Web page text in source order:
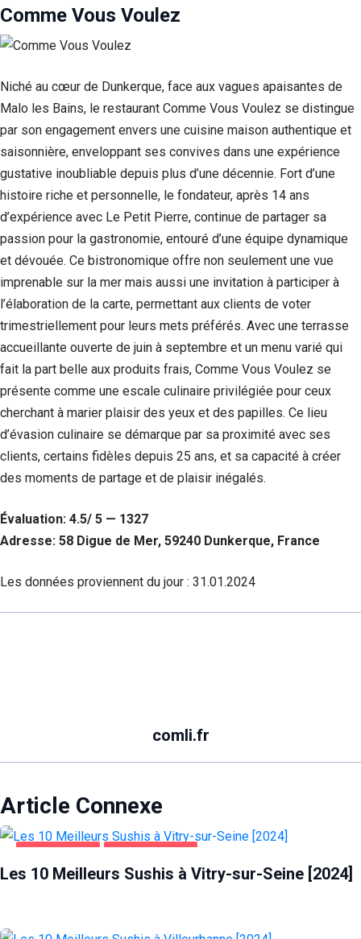
Comme Vous Voulez
Niché au cœur de Dunkerque, face aux vagues apaisantes de
Malo les Bains, le restaurant Comme Vous Voulez se distingue
par son engagement envers une cuisine maison authentique et
saisonnière, enveloppant ses convives dans une expérience
gustative inoubliable depuis plus d’une décennie. Fort d’une
histoire riche et personnelle, le fondateur, après 14 ans
d’expérience avec Le Petit Pierre, continue de partager sa
passion pour la gastronomie, entouré d’une équipe dynamique
et dévouée. Ce bistronomique offre non seulement une vue
imprenable sur la mer mais aussi une invitation à participer à
l’élaboration de la carte, permettant aux clients de voter
trimestriellement pour leurs mets préférés. Avec une terrasse
accueillante ouverte de juin à septembre et un menu varié qui
fait la part belle aux produits frais, Comme Vous Voulez se
présente comme une escale culinaire privilégiée pour ceux
cherchant à marier plaisir des yeux et des papilles. Ce lieu
d’évasion culinaire se démarque par sa proximité avec ses
clients, certains fidèles depuis 25 ans, et sa capacité à créer
des moments de partage et de plaisir inégalés.
Évaluation: 4.5/ 5 — 1327
Adresse: 58 Digue de Mer, 59240 Dunkerque, France
Les données proviennent du jour : 31.01.2024
comli.fr
Article Connexe
ALIMENTATION VITRY-SUR-SEINE
Les 10 Meilleurs Sushis à Vitry-sur-Seine [2024]